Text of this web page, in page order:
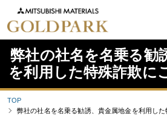
弊社の社名を名乗る勧
を利用した特殊詐欺に
TOP
弊社の社名を名乗る勧誘、貴金属地金を利用し